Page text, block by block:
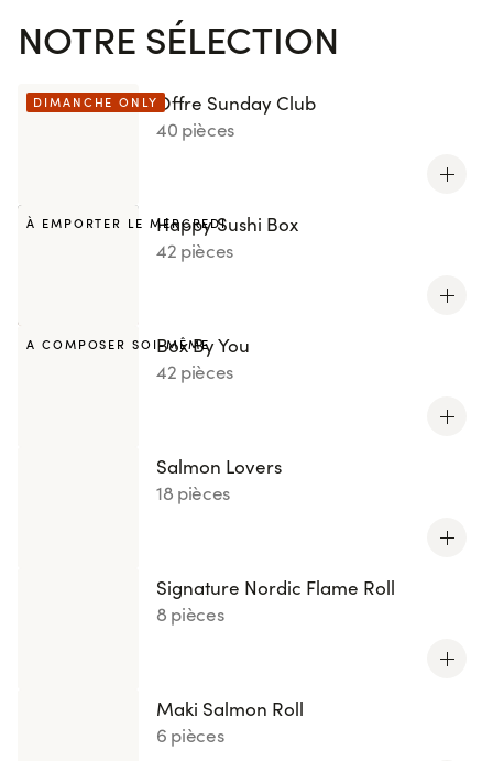
NOTRE SÉLECTION
DIMANCHE ONLY Offre Sunday Club
40 pièces
À EMPORTER LE MERCREDIHappy Sushi Box
42 pièces
A COMPOSER SOI-MÊME
Box By You
42 pièces
Salmon Lovers
18 pièces
Signature Nordic Flame Roll
8 pièces
Maki Salmon Roll
6 pièces